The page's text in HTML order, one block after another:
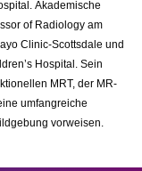
Akademische
of Radiology am
Clinic-Scottsdale und
Hospital. Sein
MRT, der MR-
umfangreiche
vorweisen.